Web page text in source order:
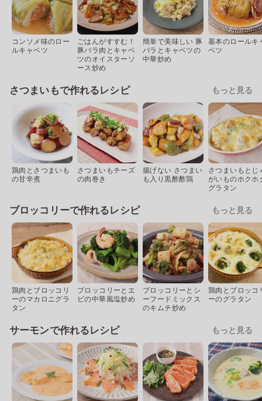
コンソメ味のロー
ルキャベツ
ごはんがすすむ！
豚バラ肉とキャベ
ツのオイスターソ
ース炒め
簡単で美味しい 豚
バラとキャベツの
中華炒め
基本のロールキ
ベツ
さつまいもで作れるレシピ もっと見る
鶏肉とさつまいも
の甘辛煮
さつまいもチーズ
の肉巻き
揚げない さつまい
も入り黒酢酢鶏
さつまいもとじ
がいものホクホ
グラタン
ブロッコリーで作れるレシピ もっと見る
鶏肉とブロッコリ
ーのマカロニグラ
タン
ブロッコリーとエ
ビの中華風塩炒め
ブロッコリーとシ
ーフードミックス
のキムチ炒め
鶏肉とブロッコ
ーのグラタン
サーモンで作れるレシピ もっと見る